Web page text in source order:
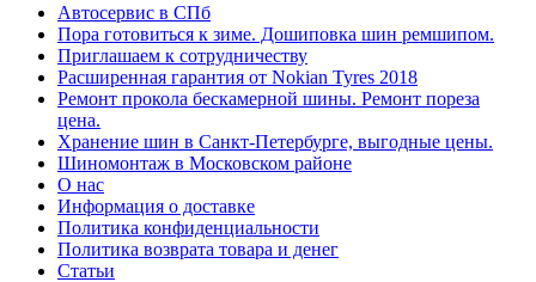
Автосервис в СПб
Пора готовиться к зиме. Дошиповка шин ремшипом.
Приглашаем к сотрудничеству
Расширенная гарантия от Nokian Tyres 2018
Ремонт прокола бескамерной шины. Ремонт пореза
цена.
Хранение шин в Санкт-Петербурге, выгодные цены.
Шиномонтаж в Московском районе
О нас
Информация о доставке
Политика конфиденциальности
Политика возврата товара и денег
Статьи